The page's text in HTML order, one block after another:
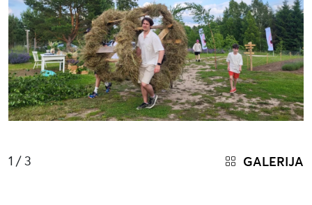
1 / 3 GALERIJA